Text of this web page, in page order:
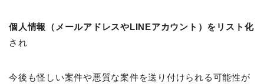
個人情報（メールアドレスやLINEアカウント）をリスト化
され
今後も怪しい案件や悪質な案件を送り付けられる可能性が